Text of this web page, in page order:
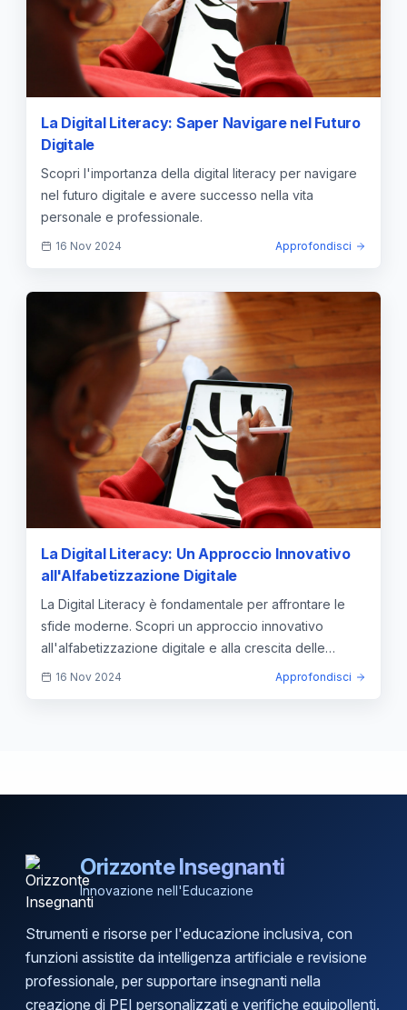
La Digital Literacy: Saper Navigare nel Futuro
Digitale
Scopri l'importanza della digital literacy per navigare
nel futuro digitale e avere successo nella vita
personale e professionale.
16 Nov 2024 Approfondisci
La Digital Literacy: Un Approccio Innovativo
all'Alfabetizzazione Digitale
La Digital Literacy è fondamentale per affrontare le
sfide moderne. Scopri un approccio innovativo
all'alfabetizzazione digitale e alla crescita delle
competenze.
16 Nov 2024 Approfondisci
Orizzonte Insegnanti
Innovazione nell'Educazione
Strumenti e risorse per l'educazione inclusiva, con
funzioni assistite da intelligenza artificiale e revisione
professionale, per supportare insegnanti nella
creazione di PEI personalizzati e verifiche equipollenti.